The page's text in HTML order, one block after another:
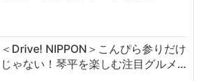
＜Drive! NIPPON＞こんぴら参りだけ
じゃない！琴平を楽しむ注目グルメ…